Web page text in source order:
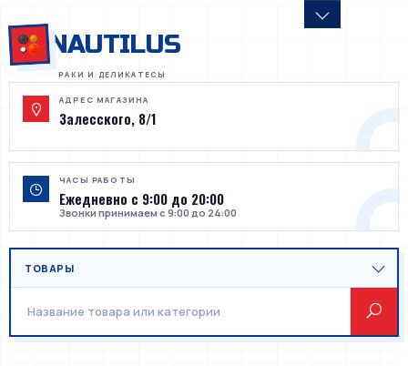
NAUTILUS
АДРЕС МАГАЗИНА
Залесского, 8/1
ЧАСЫ РАБОТЫ
Ежедневно с 9:00 до 20:00
Звонки принимаем с 9:00 до 24:00